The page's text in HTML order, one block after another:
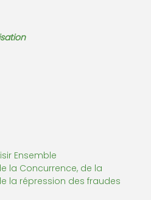
Ensemble
la Concurrence, de la
la répression des fraudes